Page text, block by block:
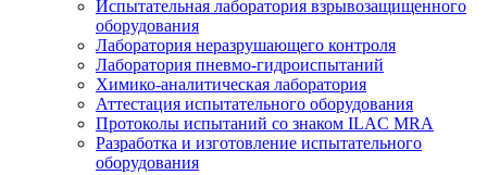
Испытательная лаборатория взрывозащищенного
оборудования
Лаборатория неразрушающего контроля
Лаборатория пневмо-гидроиспытаний
Химико-аналитическая лаборатория
Аттестация испытательного оборудования
Протоколы испытаний со знаком ILAC MRA
Разработка и изготовление испытательного
оборудования